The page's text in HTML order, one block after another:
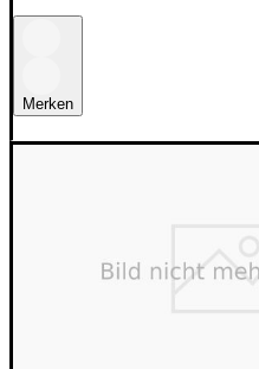
Merken